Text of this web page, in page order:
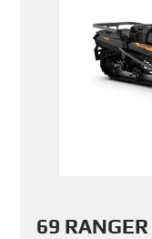
69 RANGER